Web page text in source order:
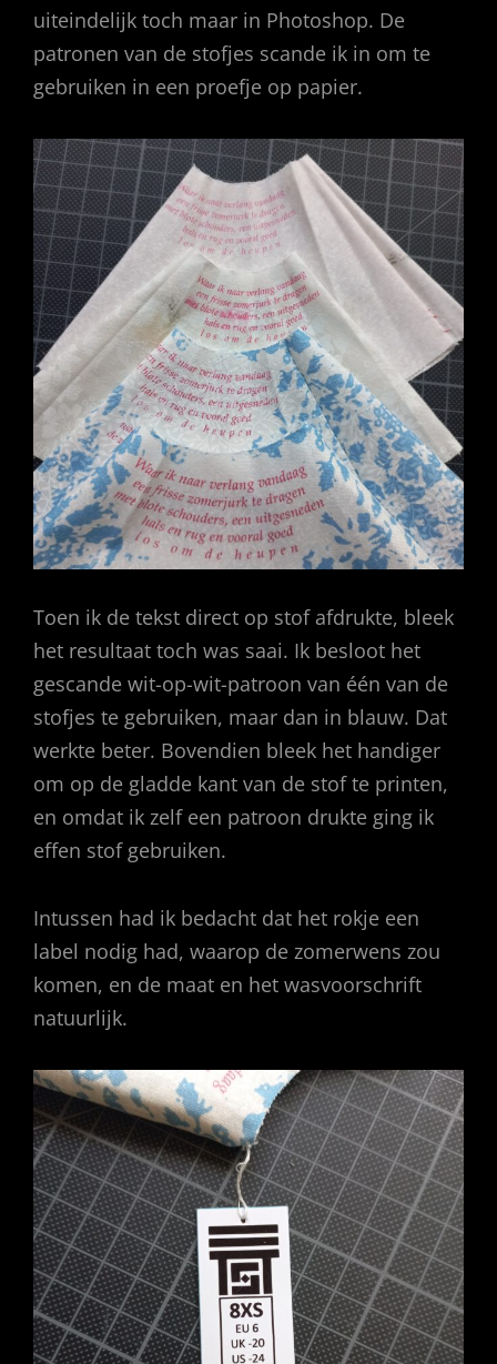
uiteindelijk toch maar in Photoshop. De
patronen van de stofjes scande ik in om te
gebruiken in een proefje op papier.
Toen ik de tekst direct op stof afdrukte, bleek
het resultaat toch was saai. Ik besloot het
gescande wit-op-wit-patroon van één van de
stofjes te gebruiken, maar dan in blauw. Dat
werkte beter. Bovendien bleek het handiger
om op de gladde kant van de stof te printen,
en omdat ik zelf een patroon drukte ging ik
effen stof gebruiken.
Intussen had ik bedacht dat het rokje een
label nodig had, waarop de zomerwens zou
komen, en de maat en het wasvoorschrift
natuurlijk.